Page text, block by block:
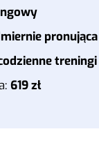
pronująca
treningi
619 zł